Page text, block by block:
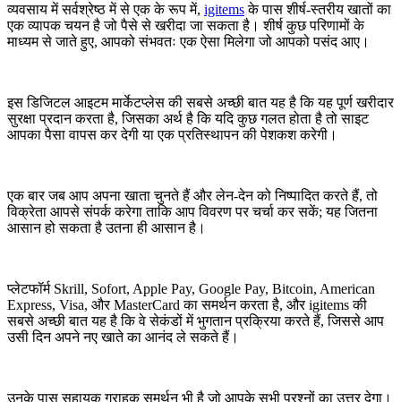
व्यवसाय में सर्वश्रेष्ठ में से एक के रूप में, igitemsके पास शीर्ष-स्तरीय खातों का
एक व्यापक चयन है जो पैसे से खरीदा जा सकता है। शीर्ष कुछ परिणामों के
माध्यम से जाते हुए, आपको संभवतः एक ऐसा मिलेगा जो आपको पसंद आए।
इस डिजिटल आइटम मार्केटप्लेस की सबसे अच्छी बात यह है कि यह पूर्ण खरीदार
सुरक्षा प्रदान करता है, जिसका अर्थ है कि यदि कुछ गलत होता है तो साइट
आपका पैसा वापस कर देगी या एक प्रतिस्थापन की पेशकश करेगी।
एक बार जब आप अपना खाता चुनते हैं और लेन-देन को निष्पादित करते हैं, तो
विक्रेता आपसे संपर्क करेगा ताकि आप विवरण पर चर्चा कर सकें; यह जितना
आसान हो सकता है उतना ही आसान है।
प्लेटफॉर्म Skrill, Sofort, Apple Pay, Google Pay, Bitcoin, American
Express, Visa, और MasterCard का समर्थन करता है, और igitems की
सबसे अच्छी बात यह है कि वे सेकंडों में भुगतान प्रक्रिया करते हैं, जिससे आप
उसी दिन अपने नए खाते का आनंद ले सकते हैं।
उनके पास सहायक ग्राहक समर्थन भी है जो आपके सभी प्रश्नों का उत्तर देगा।